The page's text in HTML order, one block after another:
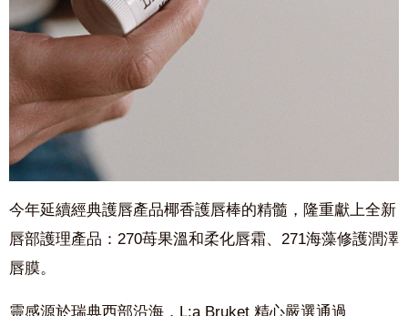
今年延續經典護唇產品椰香護唇棒的精髓，隆重獻上全新
唇部護理產品：270苺果溫和柔化唇霜、271海藻修護潤澤
唇膜。
靈感源於瑞典西部沿海，L:a Bruket 精心嚴選通過